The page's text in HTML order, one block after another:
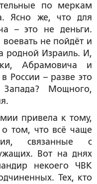
по меркам
Ясно же, что для
– это не деньги.
не пойдёт и
родной Израиль. И,
Абрамовича и
России – разве это
Запада? Мощного,
привела к тому,
том, что всё чаще
связанные с
Вот на днях
некоего ЧВК
Тех, кто